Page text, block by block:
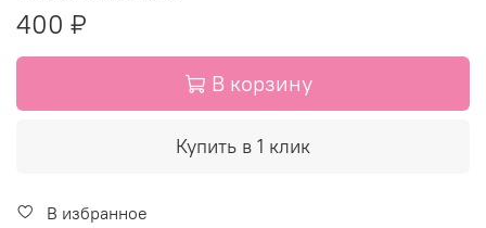
400 ₽
В корзину
Купить в 1 клик
В избранное